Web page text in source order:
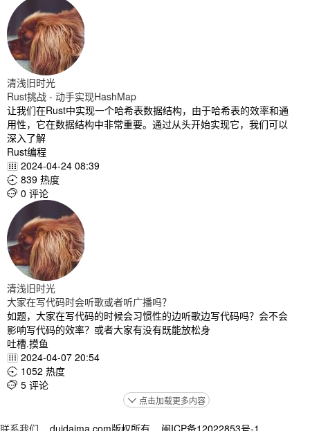
清浅旧时光
Rust挑战 - 动手实现HashMap
让我们在Rust中实现一个哈希表数据结构，由于哈希表的效率和通
用性，它在数据结构中非常重要。通过从头开始实现它，我们可以
深入了解
Rust编程
 2024-04-24 08:39
 839 热度
 0 评论
清浅旧时光
大家在写代码时会听歌或者听广播吗？
如题，大家在写代码的时候会习惯性的边听歌边写代码吗？会不会
影响写代码的效率？或者大家有没有既能放松身
吐槽.摸鱼
 2024-04-07 20:54
 1052 热度
 5 评论
 点击加载更多内容